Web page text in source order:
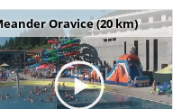
Oravice (20 km)